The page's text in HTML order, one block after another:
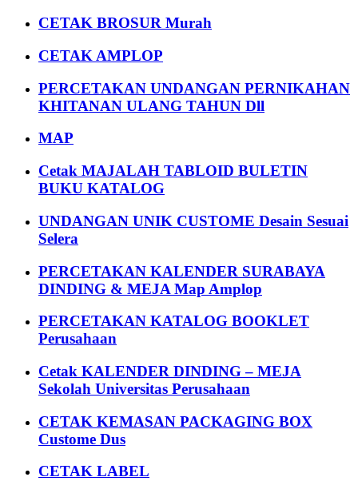
CETAK BROSUR Murah
CETAK AMPLOP
PERCETAKAN UNDANGAN PERNIKAHAN
KHITANAN ULANG TAHUN Dll
MAP
Cetak MAJALAH TABLOID BULETIN
BUKU KATALOG
UNDANGAN UNIK CUSTOME Desain Sesuai
Selera
PERCETAKAN KALENDER SURABAYA
DINDING & MEJA Map Amplop
PERCETAKAN KATALOG BOOKLET
Perusahaan
Cetak KALENDER DINDING – MEJA
Sekolah Universitas Perusahaan
CETAK KEMASAN PACKAGING BOX
Custome Dus
CETAK LABEL